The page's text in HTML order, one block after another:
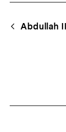
Content-
Navigation
Abdullah